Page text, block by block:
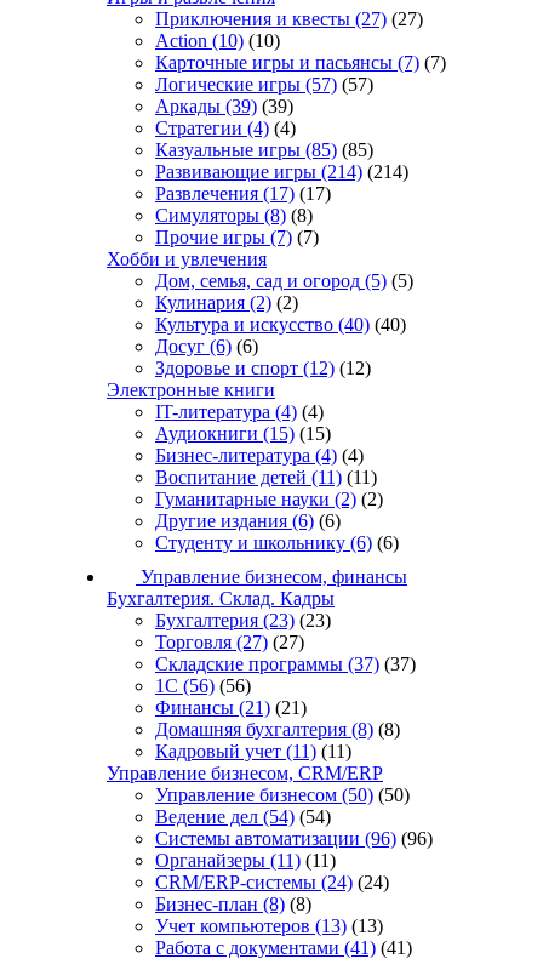
Приключения и квесты (27) (27)
Action (10) (10)
Карточные игры и пасьянсы (7) (7)
Логические игры (57) (57)
Аркады (39) (39)
Стратегии (4) (4)
Казуальные игры (85) (85)
Развивающие игры (214) (214)
Развлечения (17) (17)
Симуляторы (8) (8)
Прочие игры (7) (7)
Хобби и увлечения
Дом, семья, сад и огород (5) (5)
Кулинария (2) (2)
Культура и искусство (40) (40)
Досуг (6) (6)
Здоровье и спорт (12) (12)
Электронные книги
IT-литература (4) (4)
Аудиокниги (15) (15)
Бизнес-литература (4) (4)
Воспитание детей (11) (11)
Гуманитарные науки (2) (2)
Другие издания (6) (6)
Студенту и школьнику (6) (6)
Управление бизнесом, финансы
Бухгалтерия. Склад. Кадры
Бухгалтерия (23) (23)
Торговля (27) (27)
Складские программы (37) (37)
1С (56) (56)
Финансы (21) (21)
Домашняя бухгалтерия (8) (8)
Кадровый учет (11) (11)
Управление бизнесом, CRM/ERP
Управление бизнесом (50) (50)
Ведение дел (54) (54)
Системы автоматизации (96) (96)
Органайзеры (11) (11)
CRM/ERP-системы (24) (24)
Бизнес-план (8) (8)
Учет компьютеров (13) (13)
Работа с документами (41) (41)